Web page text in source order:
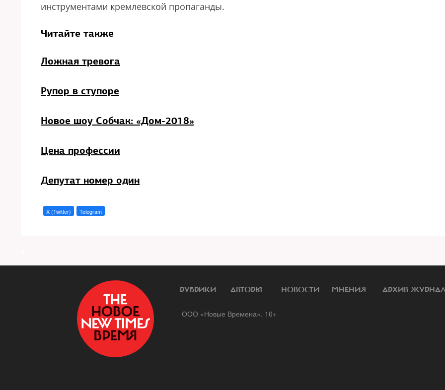
инструментами кремлевской пропаганды.
Читайте также
Ложная тревога
Рупор в ступоре
Новое шоу Собчак: «Дом-2018»
Цена профессии
Депутат номер один
X (Twitter) Telegram
РУБРИКИ АВТОРЫ НОВОСТИ МНЕНИЯ АРХИВ
ООО «Новые Времена». 16+